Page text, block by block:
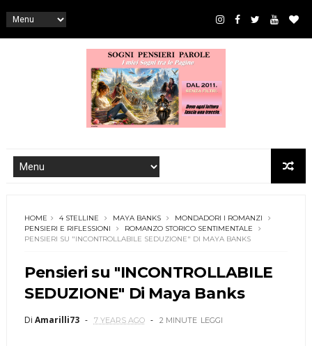
HOME 4 STELLINE MAYA BANKS
MONDADORI I ROMANZI
PENSIERI E RIFLESSIONI
ROMANZO STORICO SENTIMENTALE
PENSIERI SU "INCONTROLLABILE SEDUZIONE" DI MAYA BANKS
Pensieri su "INCONTROLLABILE
SEDUZIONE" Di Maya Banks
Di Amarilli73 7 YEARS AGO 2 MINUTE LEGGI